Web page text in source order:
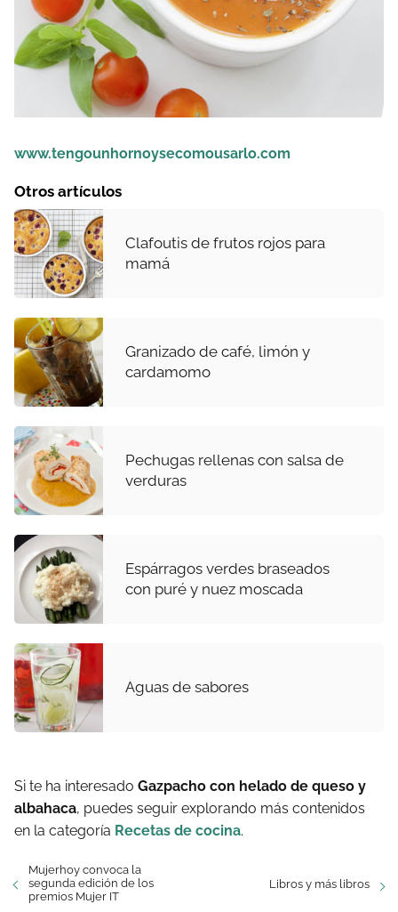
www.tengounhornoysecomousarlo.com
Otros artículos
Clafoutis de frutos rojos para
mamá
Granizado de café, limón y
cardamomo
Pechugas rellenas con salsa de
verduras
Espárragos verdes braseados
con puré y nuez moscada
Aguas de sabores
Si te ha interesado Gazpacho con helado de queso y
albahaca, puedes seguir explorando más contenidos
en la categoría Recetas de cocina.
Mujerhoy convoca la
segunda edición de los
premios Mujer IT
Libros y más libros